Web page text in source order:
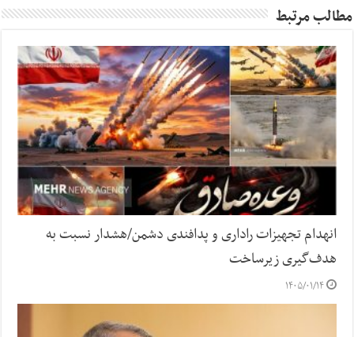
مطالب مرتبط
انهدام تجهیزات راداری و پدافندی دشمن/هشدار نسبت به
هدف‌گیری زیرساخت‌
۱۴۰۵/۰۱/۱۴